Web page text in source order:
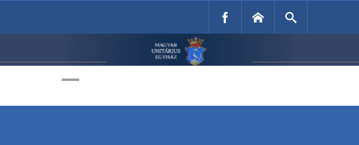
Unitárius Egyház